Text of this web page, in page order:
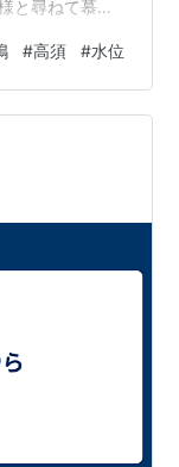
と尋ねて慕う
#高須 #水位